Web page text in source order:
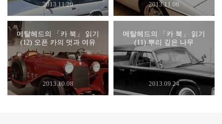
2013.11.20 2013.11.06
메탈헤드의 「카 북」 읽기
(12) 오픈 카의 멋과 여유
2013.10.08
메탈헤드의 「카 북」 읽기
(11) 뿌리 깊은 나무
2013.09.24